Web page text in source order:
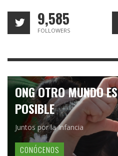
9,585
FOLLOWERS
ONG OTRO MUNDO ES
POSIBLE
Juntos por la Infancia
CONÓCENOS